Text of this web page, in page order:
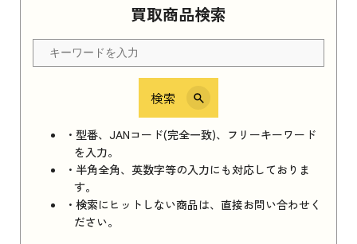
買取商品検索
検索
・型番、JANコード(完全一致)、フリーキーワード
を入力。
・半角全角、英数字等の入力にも対応しておりま
す。
・検索にヒットしない商品は、直接お問い合わせく
ださい。
Apple Watch Series 11 2025 新品買取価格はこ
ちら
iPhone 16e シリーズ 2025
iPhone 16e シリーズ 2025 新品買取価格はこち
ら
iPad 11インチ 2025年春モデル